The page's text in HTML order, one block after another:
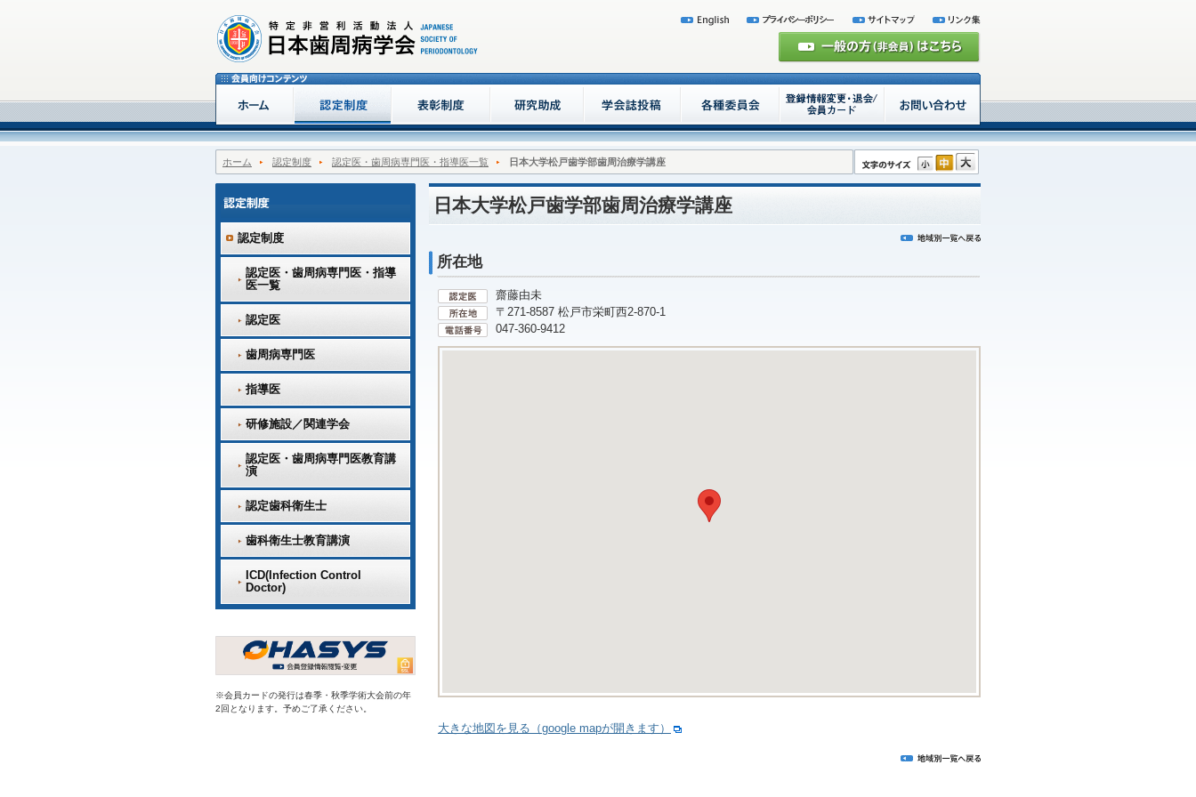
ホーム 認定制度 認定医・歯周病専門医・指導医一覧 日本大学松戸歯学部歯周治療学講座
日本大学松戸歯学部歯周治療学講座
所在地
齋藤由未
〒271-8587 松戸市栄町西2-870-1
047-360-9412
大きな地図を見る（google mapが開きます）
認定制度
認定医・歯周病専門医・指導
医一覧
認定医
歯周病専門医
指導医
研修施設／関連学会
認定医・歯周病専門医教育講
演
認定歯科衛生士
歯科衛生士教育講演
ICD(Infection Control
Doctor)
※会員カードの発行は春季・秋季学術大会前の年
2回となります。予めご了承ください。